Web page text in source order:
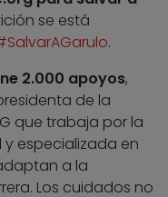
se está
.
2.000 apoyos,
de la
que trabaja por la
especializada en
a la
Los cuidados no